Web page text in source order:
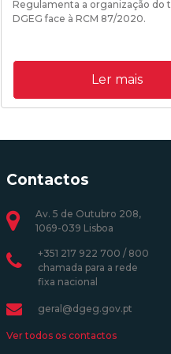
Regulamenta a organização do
DGEG face à RCM 87/2020.
19/10/2020 18:35:00Ler mais
Contactos
Av. 5 de Outubro 208,
1069-039 Lisboa
+351 217 922 700 / 800
chamada para a rede
fixa nacional
geral@dgeg.gov.pt
Ver todos os contactos